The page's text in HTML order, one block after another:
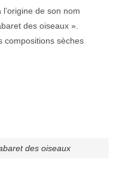
de son nom
des oiseaux ».
compositions sèches
des oiseaux